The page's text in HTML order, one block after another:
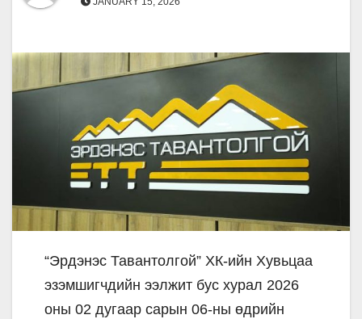
“Эрдэнэс Тавантолгой” ХК-ийн Хувьцаа
эзэмшигчдийн ээлжит бус хурал 2026
оны 02 дугаар сарын 06-ны өдрийн